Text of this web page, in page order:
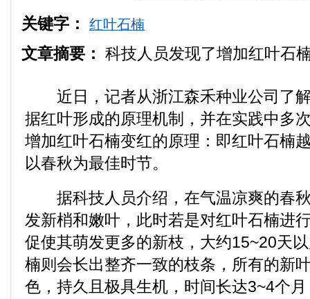
关键字： 红叶石楠
文章摘要： 科技人员发现了增加红叶石
近日，记者从浙江森禾种业公司了解
据红叶形成的原理机制，并在实践中多
增加红叶石楠变红的原理：即红叶石楠
以春秋为最佳时节。
据科技人员介绍，在气温凉爽的春秋
发新梢和嫩叶，此时若是对红叶石楠进
促使其萌发更多的新枝，大约15~20天
楠则会长出整齐一致的枝条，所有的新
色，持久且极具生机，时间长达3~4个